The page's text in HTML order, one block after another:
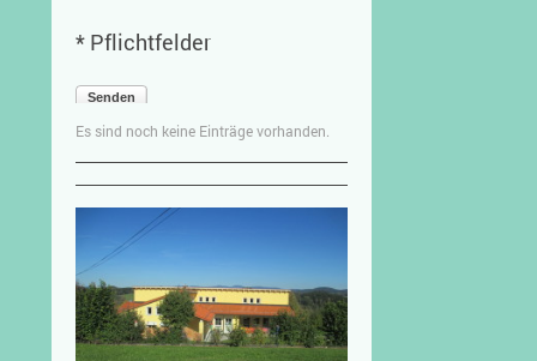
* Pflichtfelder
Senden
Es sind noch keine Einträge vorhanden.